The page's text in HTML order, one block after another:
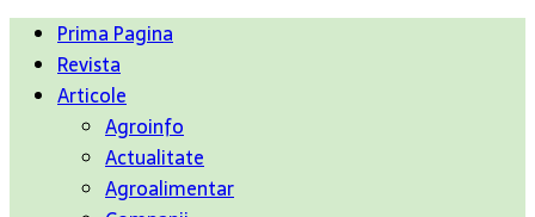
Prima Pagina
Revista
Articole
Agroinfo
Actualitate
Agroalimentar